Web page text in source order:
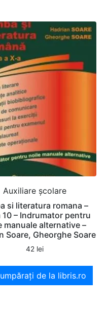
Auxiliare şcolare
si literatura romana –
10 – Indrumator pentru
manuale alternative –
Soare, Gheorghe Soare
42 lei
de la libris.ro